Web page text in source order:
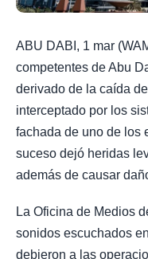
ABU DABI, 1 mar
competentes de Abu
derivado de la caída
interceptado por los
fachada de uno de los
suceso dejó heridas
además de causar
La Oficina de Medios
sonidos escuchados
debieron a las